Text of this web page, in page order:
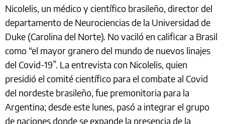
Nicolelis, un médico y científico brasileño, director del
departamento de Neurociencias de la Universidad de
Duke (Carolina del Norte). No vaciló en calificar a Brasil
como “el mayor granero del mundo de nuevos linajes
del Covid-19”. La entrevista con Nicolelis, quien
presidió el comité científico para el combate al Covid
del nordeste brasileño, fue premonitoria para la
Argentina; desde este lunes, pasó a integrar el grupo
de naciones donde se expande la presencia de la